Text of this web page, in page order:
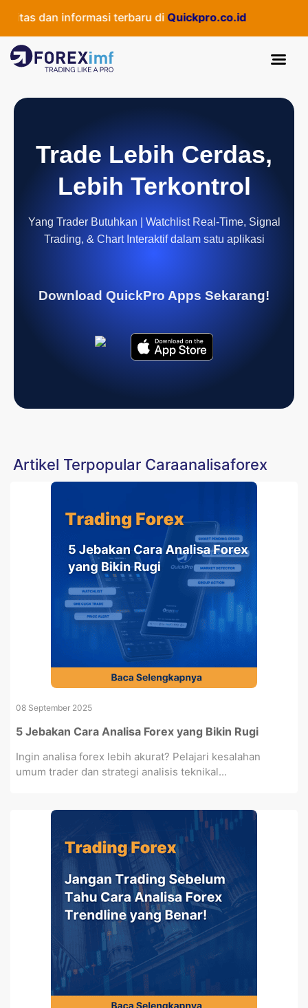
dan informasi terbaru diQuickpro.co.id
Trade Lebih Cerdas,
Lebih Terkontrol
Yang Trader Butuhkan | Watchlist Real-Time, Signal
Trading, & Chart Interaktif dalam satu aplikasi
Download QuickPro Apps Sekarang!
Artikel Terpopular Caraanalisaforex
08 September 2025
5 Jebakan Cara Analisa Forex yang Bikin Rugi
Ingin analisa forex lebih akurat? Pelajari kesalahan
umum trader dan strategi analisis teknikal...